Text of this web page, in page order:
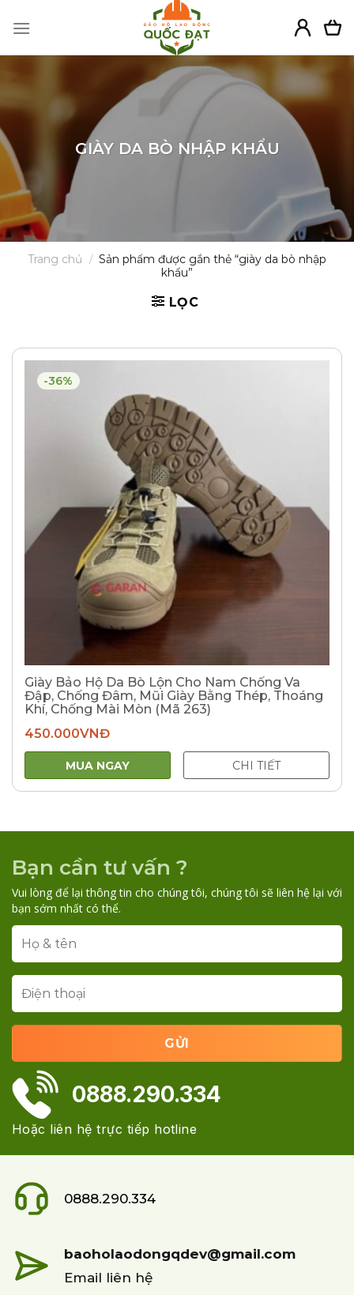
GIÀY DA BÒ NHẬP KHẨU
Trang chủ / Sản phẩm được gắn thẻ “giày da bò nhập
khẩu”
LỌC
-36%
Giày Bảo Hộ Da Bò Lộn Cho Nam Chống Va
Đập, Chống Đâm, Mũi Giày Bằng Thép, Thoáng
Khí, Chống Mài Mòn (Mã 263)
450.000VNĐ
MUA NGAY CHI TIẾT
Bạn cần tư vấn ?
Vui lòng để lại thông tin cho chúng tôi, chúng tôi sẽ liên hệ lại với
bạn sớm nhất có thể.
0888.290.334
Hoặc liên hệ trực tiếp hotline
0888.290.334
baoholaodongqdev@gmail.com
Email liên hệ